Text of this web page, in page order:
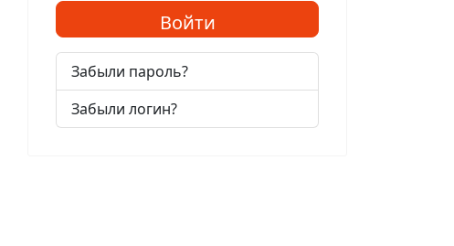
Войти
Забыли пароль?
Забыли логин?